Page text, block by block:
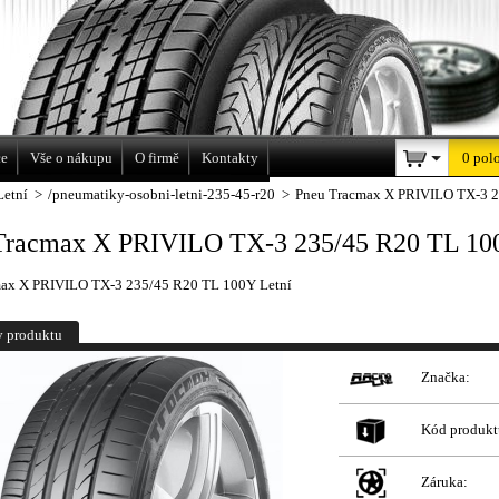
> /pneumatiky-osobni-letni-235-45-r20 > Pneu Tracmax X PRIVILO TX-3
X PRIVILO TX-3 235/45 R20 TL
X PRIVILO TX-3 235/45 R20 TL 100Y Letní
produktu
Značka:
Kód
Záruka:
Vše o nákupu O firmě Kontakty 0